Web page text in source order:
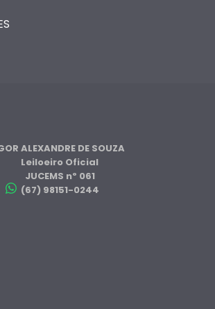
ALEXANDRE DE SOUZA
Leiloeiro Oficial
JUCEMS nº 061
(67) 98151-0244